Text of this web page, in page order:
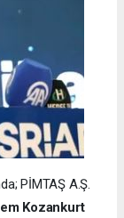
PİMTAŞ A.Ş.
Kozankurt